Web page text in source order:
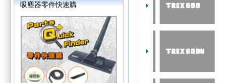
吸塵器零件快速購